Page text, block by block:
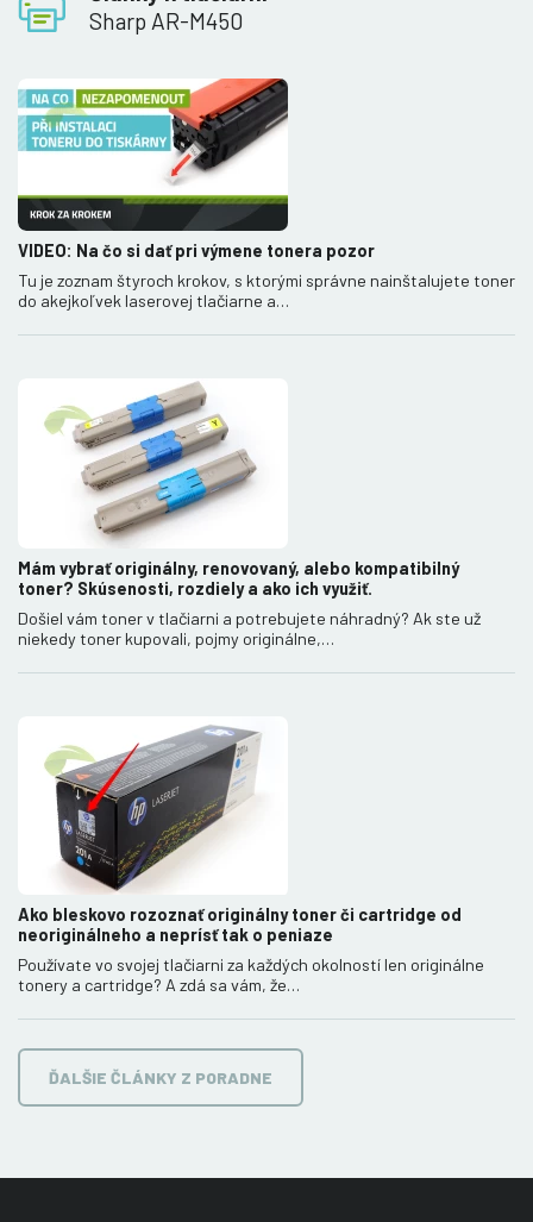
Sharp AR-M450
VIDEO: Na čo si dať pri výmene tonera pozor
Tu je zoznam štyroch krokov, s ktorými správne nainštalujete toner
do akejkoľvek laserovej tlačiarne a…
Mám vybrať originálny, renovovaný, alebo kompatibilný
toner? Skúsenosti, rozdiely a ako ich využiť.
Došiel vám toner v tlačiarni a potrebujete náhradný? Ak ste už
niekedy toner kupovali, pojmy originálne,…
Ako bleskovo rozoznať originálny toner či cartridge od
neoriginálneho a neprísť tak o peniaze
Používate vo svojej tlačiarni za každých okolností len originálne
tonery a cartridge? A zdá sa vám, že…
ĎALŠIE ČLÁNKY Z PORADNE